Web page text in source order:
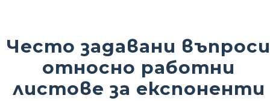
Често задавани въпроси
относно работни
листове за експоненти